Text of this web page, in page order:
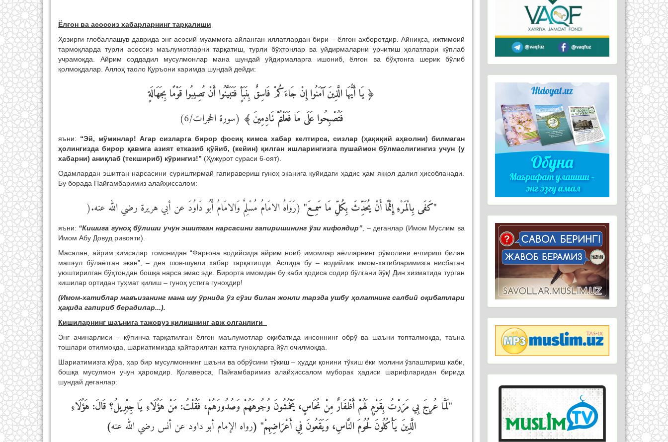
Ёлғон ва асоссиз хабарларнинг тарқалиши
Ҳозирги глобаллашув даврида энг асосий муаммога айланган иллатлардан бири – ёлғон ахборотдир. Айниқса, ижтимоий
тармоқларда турли асоссиз маълумотларни тарқатиш, турли бўҳтонлар ва уйдирмаларни урчитиш ҳолатлари кўплаб
учрамоқда. Айрим соддадил мусулмонлар мана шундай уйдирмаларга ишониб, ёлғон ва бўҳтонга шерик бўлиб
қолмоқдалар. Аллоҳ таоло Қуръони каримда шундай дейди:
﴿ يَا أَيُّهَا الَّذِينَ آَمَنُوا إِنْ جَاءَكُمْ فَاسِقٌ بِنَبَأٍ فَتَبَيَّنُوا أَنْ تُصِيبُوا قَوْمًا بِجَهَالَةٍ
فَتُصْبِحُوا عَلَى مَا فَعَلْتُمْ نَادِمِينَ ﴾ (سورة ﺍلحجرات/6)
яъни: “Эй, мўминлар! Агар сизларга бирор фосиқ кимса хабар келтирса, сизлар (ҳақиқий аҳволни) билмаган
ҳолингизда бирор қавмга азият етказиб қўйиб, (кейин) қилган ишларингизга пушаймон бўлмаслигингиз учун (у
хабарни) аниқлаб (текшириб) кўрингиз!” (Ҳужурот сураси 6-оят).
Одамлардан эшитган нарсасини суриштирмай гапиравериш гуноҳ эканига қуйидаги ҳадис ҳам яққол далил ҳисобланади.
Бу борада Пайғамбаримиз алайҳиссалом:
"كَفَى بِالْمَرْءِ إِثْمًا أَنْ يُحَدِّثَ بِكُلِّ مَا سَمِعَ" (رَوَاهُ الامَامُ مُسْلِمٌ وَالامَامُ أَبُو دَاوُدَ عن أبي هريرة رضي الله عنه.(
яъни: “Кишига гуноҳ бўлиши учун эшитган нарсасини гапиришининг ўзи кифоядир” , – деганлар (Имом Муслим ва
Имом Абу Довуд ривояти).
Масалан, айрим кимсалар томонидан “Фарғона водийсида айрим ноиб имомлар аёлларнинг рўмолини ечтириш билан
машғул бўлаётган экан”, – дея шов-шувли хабар тарқатишди. Аслида бу – водийлик имом-хатибларимизга нисбатан
уюштирилган бўҳтондан бошқа нарса эмас эди. Бирорта имомдан бу каби ҳодиса содир бўлгани йўқ! Дин хизматида турган
кишилар ортидан туҳмат қилиш – гуноҳ устига гуноҳдир!
(Имом-хатиблар мавъизанинг мана шу ўрнида ўз сўзи билан жонли тарзда ушбу ҳолатнинг салбий оқибатлари
ҳақида гапириб берадилар...).
Кишиларнинг шаънига тажовуз қилишнинг авж олганлиги
Энг ачинарлиси – кўпинча тарқатилган ёлғон маълумотлар оқибатида инсоннинг обрў ва шаъни топталмоқда, таъна
тошлари отилмоқда, шариатимизда қайтарилган катта гуноҳларга йўл очилмоқда.
Шариатимизга кўра, ҳар бир мусулмоннинг шаъни ва обрўсини тўкиш – ҳудди қонини тўкиш ёки молини ўзлаштириш каби,
бошқа мусулмон учун ҳаромдир. Қолаверса, Пайғамбаримиз алайҳиссалом муборак ҳадиси шарифларидан бирида
шундай деганлар:
"لَمَّا عُرِجَ بِي مَرَرْتُ بِقَوْمٍ لَهُمْ أَظْفَارٌ مِنْ نُحَاسٍ، يَخْمُشُونَ وُجُوهَهُمْ وَصُدُورَهُمْ، فَقُلْتُ: مَنْ هَؤُلَاءِ يَا جِبْرِيلُ؟ قَالَ: هَؤُلَاءِ
الَّذِينَ يَأْكُلُونَ لُحُومَ النَّاسِ، وَيَقَعُونَ فِي أَعْرَاضِهِمْ" (رواه الإمام أبو داود عن أنس رضي الله عنه)